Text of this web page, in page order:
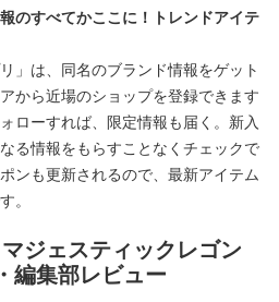
のすべてかここに！トレンドアイテ
」は、同名のブランド情報をゲット
から近場のショップを登録できます
ローすれば、限定情報も届く。新入
る情報をもらすことなくチェックで
ンも更新されるので、最新アイテム
。
ジェスティックレゴン
編集部レビュー